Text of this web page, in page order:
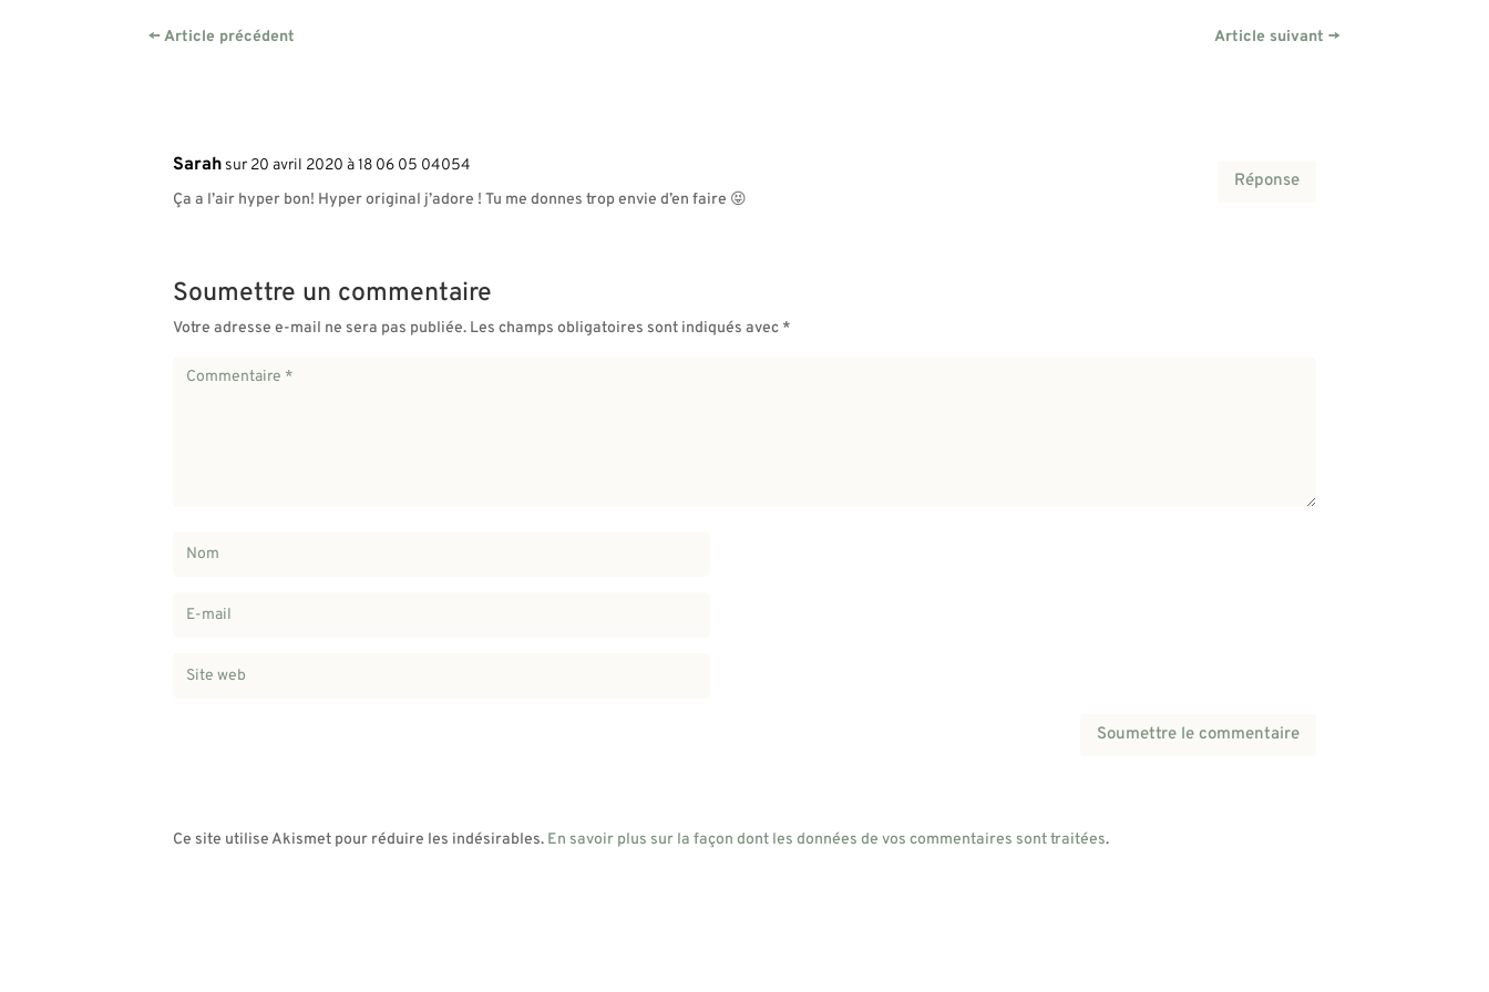
←Article précédent Article suivant →
Sarah sur 20 avril 2020 à 18 06 05 04054
Ça a l’air hyper bon! Hyper original j’adore ! Tu me donnes trop envie d’en faire 😝
Réponse
Soumettre un commentaire
Votre adresse e-mail ne sera pas publiée. Les champs obligatoires sont indiqués avec *
Soumettre le commentaire
Ce site utilise Akismet pour réduire les indésirables. En savoir plus sur la façon dont les données de vos commentaires sont traitées.